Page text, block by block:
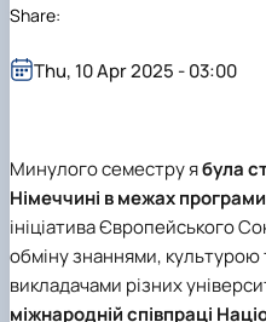
Минулого семестру ябула
Німеччині в межах
ініціатива Європейського
обміну знаннями, культурою
викладачами різних
міжнародній співпраці
Thu, 10 Apr 2025 - 03:00
Share: